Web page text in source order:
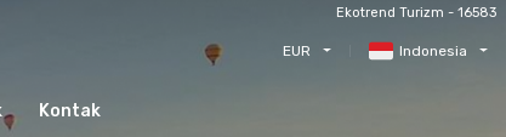
Ekotrend Turizm - 16583
EUR Indonesia
Kontak